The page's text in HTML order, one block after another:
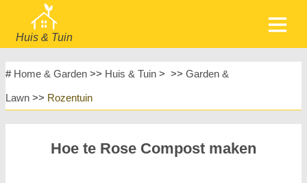
Huis & Tuin
Tuin & Gazon
Huisontwerp & Decoratie
Huisveiligheid
# Home & Garden >> Huis & Tuin > >> Garden &
Lawn >> Rozentuin
Hoe te Rose Compost maken